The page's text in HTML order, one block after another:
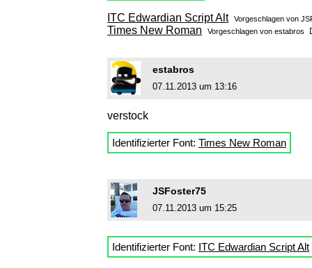
ITC Edwardian Script Alt Vorgeschlagen von
Times New Roman Vorgeschlagen von estabros
estabros
07.11.2013 um 13:16
verstock
Identifizierter Font: Times New Roman
JSFoster75
07.11.2013 um 15:25
Identifizierter Font: ITC Edwardian Script Alt